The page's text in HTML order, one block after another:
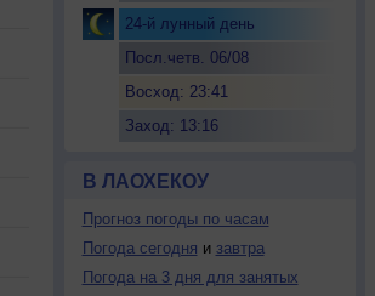
24-й лунный день
Посл.четв. 06/08
Восход: 23:41
Заход: 13:16
В ЛАОХЕКОУ
Прогноз погоды по часам
Погода сегодня и завтра
Погода на 3 дня для занятых